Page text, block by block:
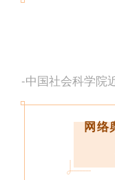
-中国社会科学院
网络